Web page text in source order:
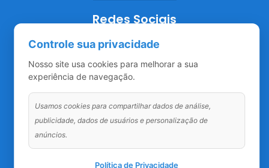
Redes Sociais
Controle sua privacidade
Nosso site usa cookies para melhorar a sua
experiência de navegação.
Usamos cookies para compartilhar dados de análise,
publicidade, dados de usuários e personalização de
anúncios.
Política de Privacidade